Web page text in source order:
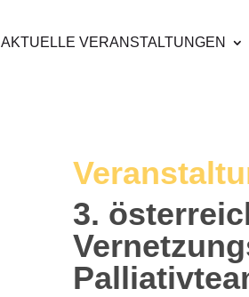
AKTUELLE VERANSTALTUNGEN
3.